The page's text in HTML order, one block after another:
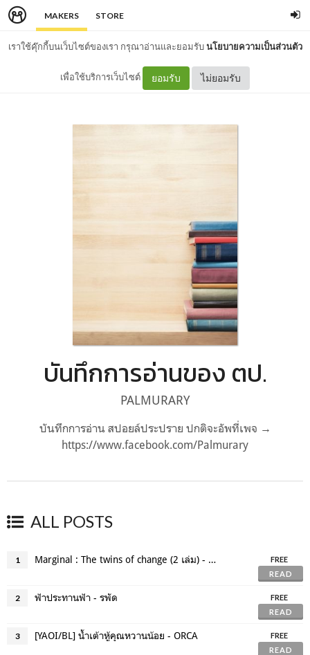
MAKERS STORE
เราใช้คุ๊กกี้บนเว็บไซต์ของเรา กรุณาอ่านและยอมรับนโยบายความเป็นส่วนตัว
เพื่อใช้บริการเว็บไซต์ ยอมรับ ไม่ยอมรับ
บันทึกการอ่านของ ตป.
PALMURARY
บันทึกการอ่าน สปอยล์ประปราย ปกติจะอัพที่เพจ →
https://www.facebook.com/Palmurary
ALL POSTS
1 Marginal : The twins of change (2 เล่ม) - พัณณิดา ภูมิวัฒน์
FREE
READ
2 ฟ้าประทานฟ้า - รพัด
FREE
READ
3 [YAOI/BL] น้ำเต้าหู้คุณหวานน้อย - ORCA
FREE
READ